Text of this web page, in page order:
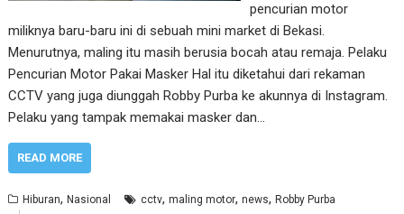
pencurian motor
miliknya baru-baru ini di sebuah mini market di Bekasi.
Menurutnya, maling itu masih berusia bocah atau remaja. Pelaku
Pencurian Motor Pakai Masker Hal itu diketahui dari rekaman
CCTV yang juga diunggah Robby Purba ke akunnya di Instagram.
Pelaku yang tampak memakai masker dan…
READ MORE
Hiburan,Nasional cctv,maling motor,news,Robby Purba